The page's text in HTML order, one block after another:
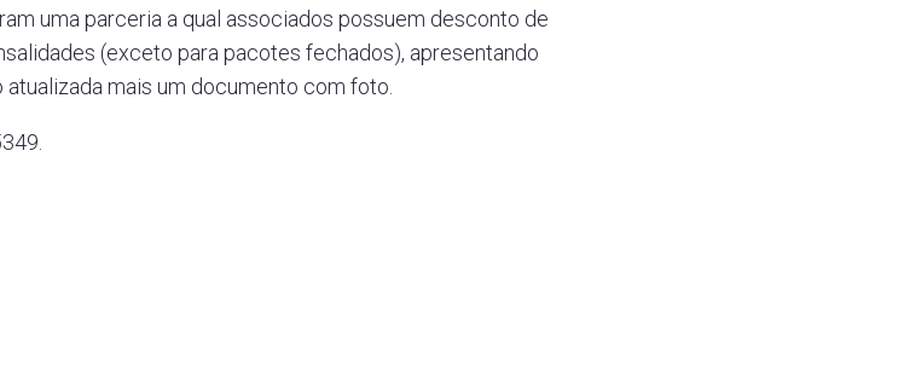
uma parceria a qual associados possuem desconto de
(exceto para pacotes fechados), apresentando
mais um documento com foto.